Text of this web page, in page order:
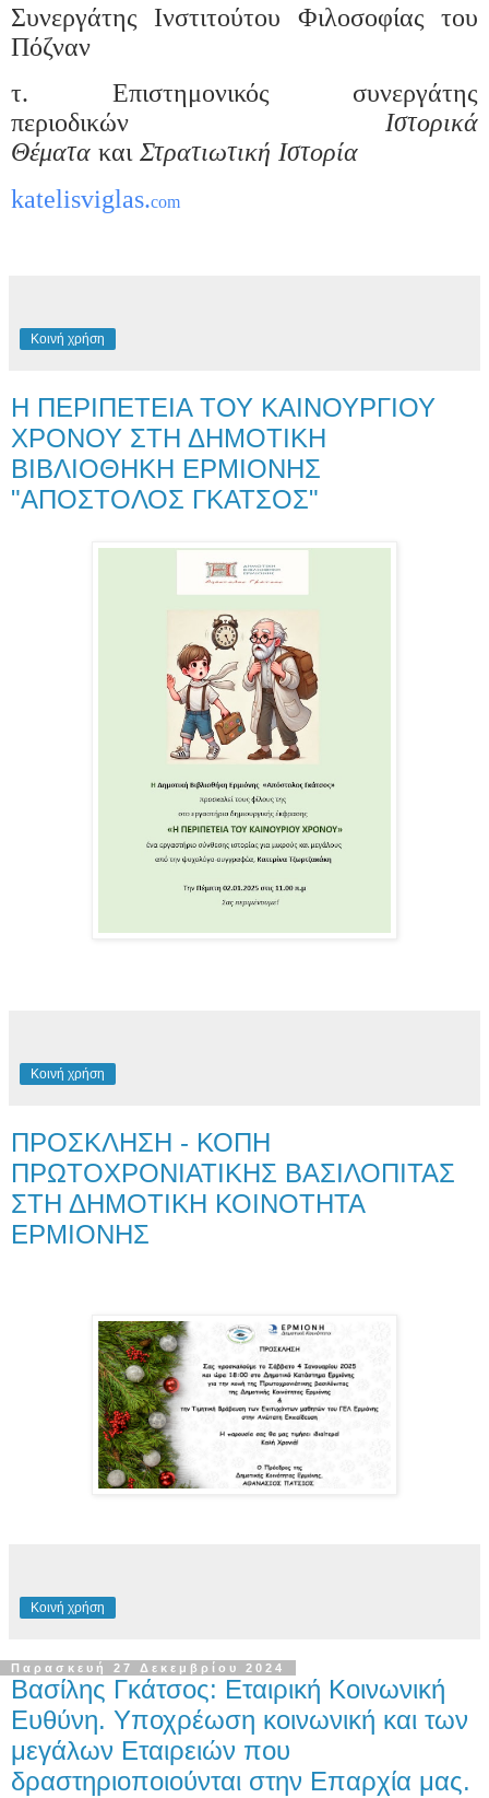
Συνεργάτης Ινστιτούτου Φιλοσοφίας του
Πόζναν
τ. Επιστημονικός συνεργάτης
περιοδικών Ιστορικά
Θέματα και Στρατιωτική Ιστορία
katelisviglas.com
Κοινή χρήση
Η ΠΕΡΙΠΕΤΕΙΑ ΤΟΥ ΚΑΙΝΟΥΡΓΙΟΥ
ΧΡΟΝΟΥ ΣΤΗ ΔΗΜΟΤΙΚΗ
ΒΙΒΛΙΟΘΗΚΗ ΕΡΜΙΟΝΗΣ
"ΑΠΟΣΤΟΛΟΣ ΓΚΑΤΣΟΣ"
Κοινή χρήση
ΠΡΟΣΚΛΗΣΗ - ΚΟΠΗ
ΠΡΩΤΟΧΡΟΝΙΑΤΙΚΗΣ ΒΑΣΙΛΟΠΙΤΑΣ
ΣΤΗ ΔΗΜΟΤΙΚΗ ΚΟΙΝΟΤΗΤΑ
ΕΡΜΙΟΝΗΣ
Κοινή χρήση
Παρασκευή 27 Δεκεμβρίου 2024
Βασίλης Γκάτσος: Εταιρική Κοινωνική
Ευθύνη. Υποχρέωση κοινωνική και των
μεγάλων Εταιρειών που
δραστηριοποιούνται στην Επαρχία μας.